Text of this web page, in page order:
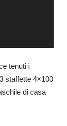
tenuti i
staffette 4×100
di casa